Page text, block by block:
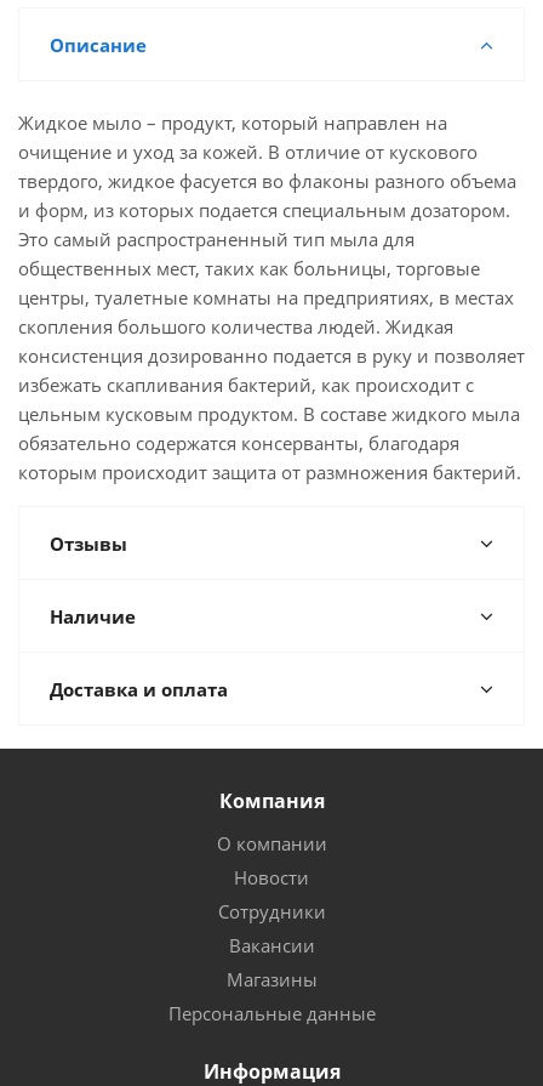
Описание
Жидкое мыло – продукт, который направлен на
очищение и уход за кожей. В отличие от кускового
твердого, жидкое фасуется во флаконы разного объема
и форм, из которых подается специальным дозатором.
Это самый распространенный тип мыла для
общественных мест, таких как больницы, торговые
центры, туалетные комнаты на предприятиях, в местах
скопления большого количества людей. Жидкая
консистенция дозированно подается в руку и позволяет
избежать скапливания бактерий, как происходит с
цельным кусковым продуктом. В составе жидкого мыла
обязательно содержатся консерванты, благодаря
которым происходит защита от размножения бактерий.
Отзывы
Наличие
Доставка и оплата
Компания
О компании
Новости
Сотрудники
Вакансии
Магазины
Персональные данные
Информация